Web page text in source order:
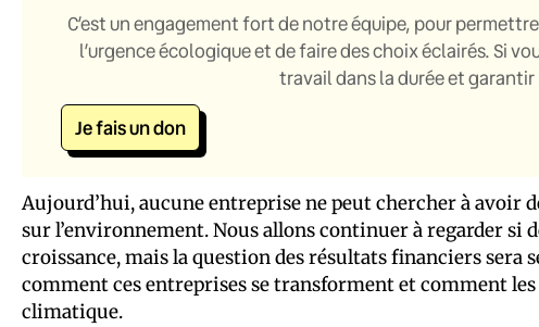
C’est un engagement fort de notre équipe, pour
l’urgence écologique et de faire des choix éclairés. Si
travail dans la durée et
Je fais un don
Aujourd’hui, aucune entreprise ne peut chercher à avoir
sur l’environnement. Nous allons continuer à regarder si
croissance, mais la question des résultats financiers sera
comment ces entreprises se transforment et comment
climatique.